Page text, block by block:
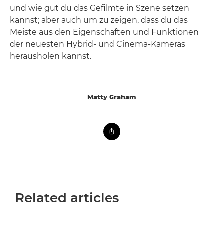
und wie gut du das Gefilmte in Szene setzen
kannst; aber auch um zu zeigen, dass du das
Meiste aus den Eigenschaften und Funktionen
der neuesten Hybrid- und Cinema-Kameras
herausholen kannst.
Matty Graham
Related articles